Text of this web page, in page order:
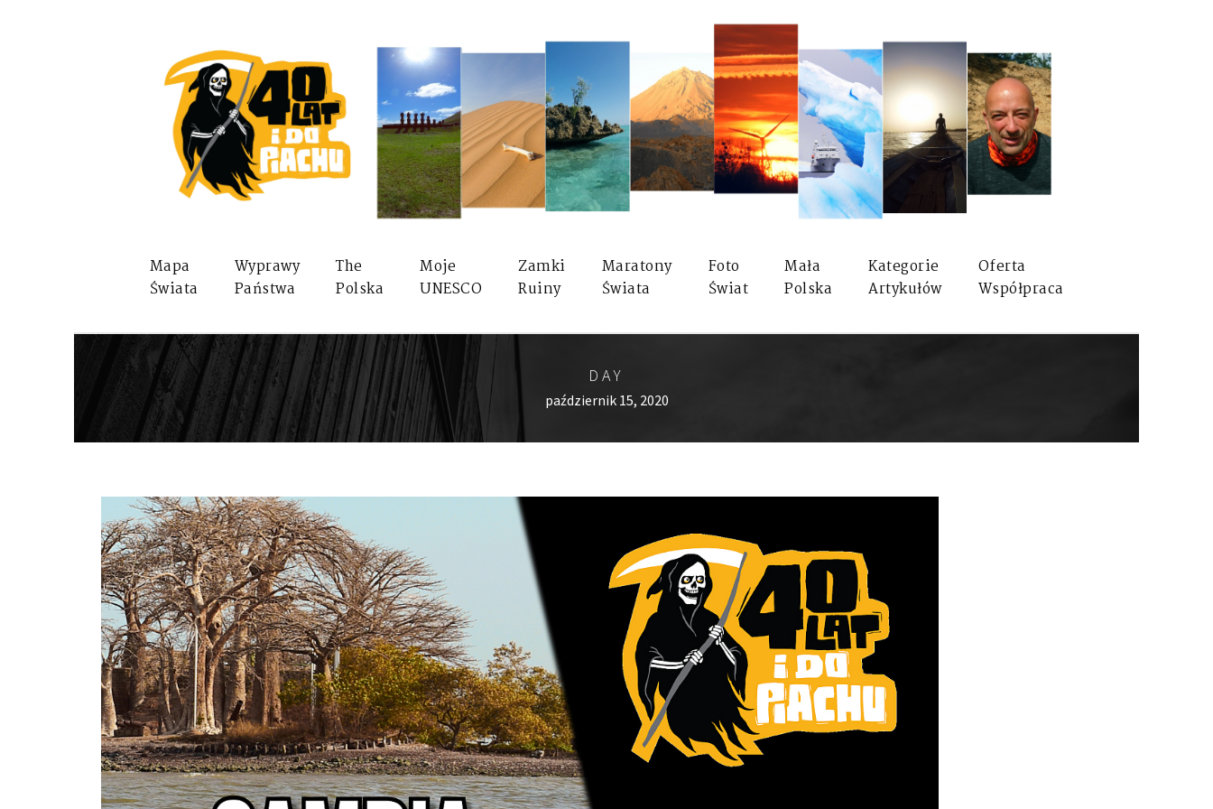
Mapa
Świata
Wyprawy
Państwa
The
Polska
Moje
UNESCO
Zamki
Ruiny
Maratony
Świata
Foto
Świat
Mała
Polska
Kategorie
Artykułów
Oferta
Współpraca
DAY
październik 15, 2020